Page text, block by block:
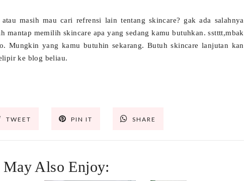
masih mau cari refrensi lain tentang skincare? gak ada salahnya
mantap memilih skincare apa yang sedang kamu butuhkan. sstttt,mbak
Mungkin yang kamu butuhin sekarang. Butuh skincare lanjutan kan
ke blog beliau.
TWEET PIN IT SHARE
May Also Enjoy: